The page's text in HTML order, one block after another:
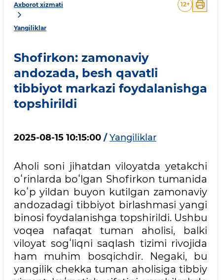
Axborot xizmati
Yangiliklar
12+
Shofirkon: zamonaviy
andozada, besh qavatli
tibbiyot markazi foydalanishga
topshirildi
2025-08-15 10:15:00 / Yangiliklar
Aholi soni jihatdan viloyatda yetakchi
oʻrinlarda boʻlgan Shofirkon tumanida
koʻp yildan buyon kutilgan zamonaviy
andozadagi tibbiyot birlashmasi yangi
binosi foydalanishga topshirildi. Ushbu
voqea nafaqat tuman aholisi, balki
viloyat sogʻliqni saqlash tizimi rivojida
ham muhim bosqichdir. Negaki, bu
yangilik chekka tuman aholisiga tibbiy